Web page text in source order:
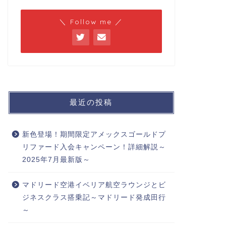
＼ Follow me ／
最近の投稿
新色登場！期間限定アメックスゴールドプ
リファード入会キャンペーン！詳細解説～
2025年7月最新版～
マドリード空港イベリア航空ラウンジとビ
ジネスクラス搭乗記～マドリード発成田行
～